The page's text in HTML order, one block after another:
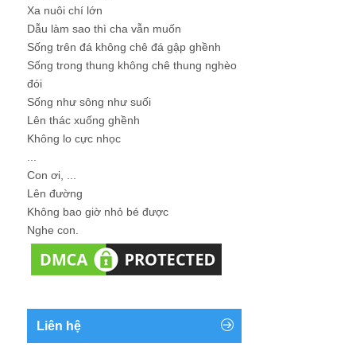
Xa nuôi chí lớn
Dẫu làm sao thì cha vẫn muốn
Sống trên đá không chê đá gập ghềnh
Sống trong thung không chê thung nghèo
đói
Sống như sông như suối
Lên thác xuống ghềnh
Không lo cực nhọc
...
Con ơi, ...
Lên đường
Không bao giờ nhỏ bé được
Nghe con.
Liên hệ